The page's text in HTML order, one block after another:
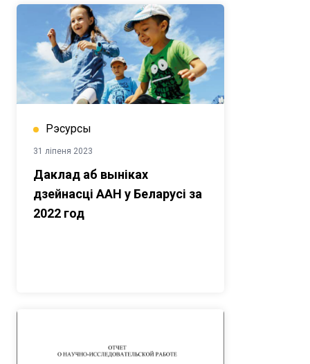
Рэсурсы
31 ліпеня 2023
Даклад аб выніках
дзейнасці ААН у Беларусі за
2022 год